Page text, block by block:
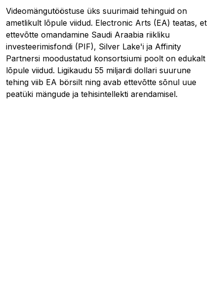
Videomängutööstuse üks suurimaid tehinguid on
ametlikult lõpule viidud. Electronic Arts (EA) teatas, et
ettevõtte omandamine Saudi Araabia riikliku
investeerimisfondi (PIF), Silver Lake'i ja Affinity
Partnersi moodustatud konsortsiumi poolt on edukalt
lõpule viidud. Ligikaudu 55 miljardi dollari suurune
tehing viib EA börsilt ning avab ettevõtte sõnul uue
peatüki mängude ja tehisintellekti arendamisel.